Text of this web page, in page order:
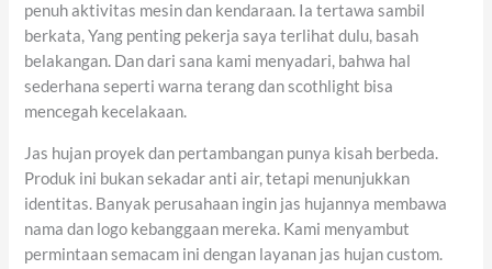
penuh aktivitas mesin dan kendaraan. Ia tertawa sambil
berkata, Yang penting pekerja saya terlihat dulu, basah
belakangan. Dan dari sana kami menyadari, bahwa hal
sederhana seperti warna terang dan scothlight bisa
mencegah kecelakaan.
Jas hujan proyek dan pertambangan punya kisah berbeda.
Produk ini bukan sekadar anti air, tetapi menunjukkan
identitas. Banyak perusahaan ingin jas hujannya membawa
nama dan logo kebanggaan mereka. Kami menyambut
permintaan semacam ini dengan layanan jas hujan custom.